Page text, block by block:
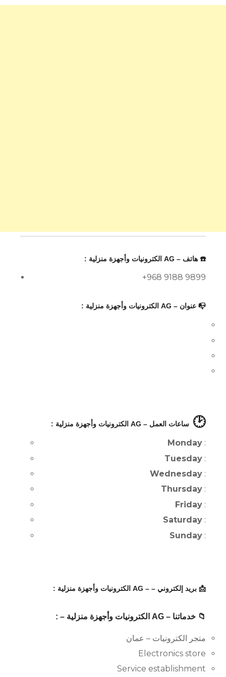
☎️ هاتف – AG الكترونيات وأجهزة منزلية :
+968 9188 9899
📭 عنوان – AG الكترونيات وأجهزة منزلية :
🕑 ساعات العمل – AG الكترونيات وأجهزة منزلية :
Monday :
Tuesday :
Wednesday :
Thursday :
Friday :
Saturday :
Sunday :
📩 بريد إلكتروني – – AG الكترونيات وأجهزة منزلية :
📁 خدماتنا – AG الكترونيات وأجهزة منزلية – :
متجر الكترونيات – عمان
Electronics store
Service establishment